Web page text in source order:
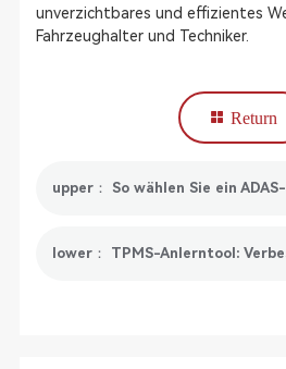
unverzichtbares und effizientes
Fahrzeughalter und Techniker.
Return